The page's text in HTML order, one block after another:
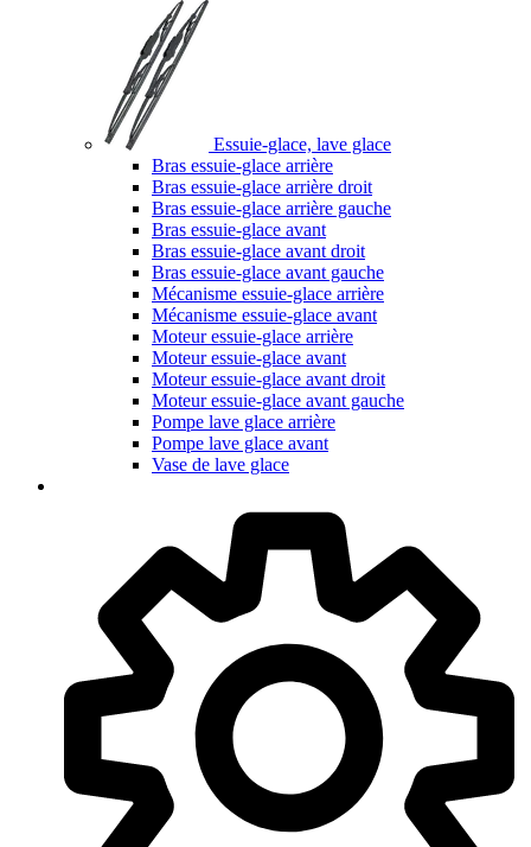
Essuie-glace, lave glace
Bras essuie-glace arrière
Bras essuie-glace arrière droit
Bras essuie-glace arrière gauche
Bras essuie-glace avant
Bras essuie-glace avant droit
Bras essuie-glace avant gauche
Mécanisme essuie-glace arrière
Mécanisme essuie-glace avant
Moteur essuie-glace arrière
Moteur essuie-glace avant
Moteur essuie-glace avant droit
Moteur essuie-glace avant gauche
Pompe lave glace arrière
Pompe lave glace avant
Vase de lave glace